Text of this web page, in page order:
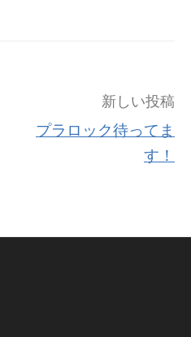
新しい投稿
プラロック待ってま
す！